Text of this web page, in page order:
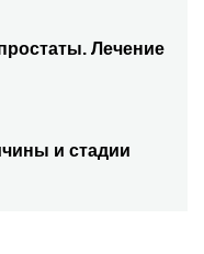
Лечение
и стадии